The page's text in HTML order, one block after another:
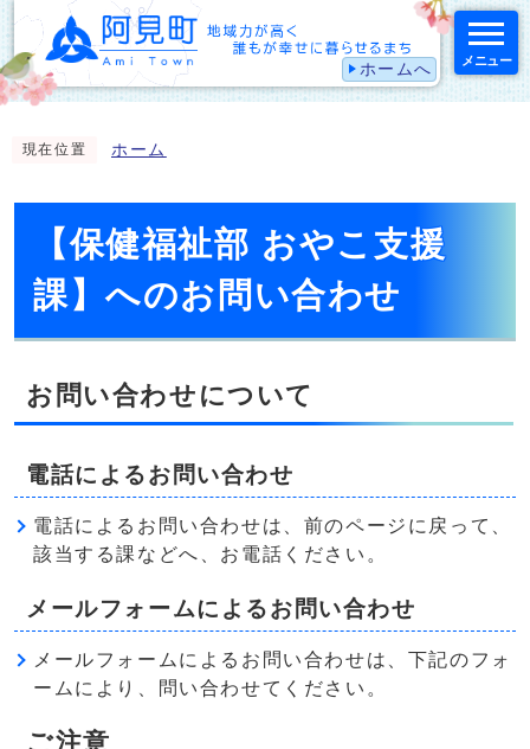
ホームへ メニュー
現在位置 ホーム
【保健福祉部 おやこ支援
課】へのお問い合わせ
お問い合わせについて
電話によるお問い合わせ
電話によるお問い合わせは、前のページに戻って、
該当する課などへ、お電話ください。
メールフォームによるお問い合わせ
メールフォームによるお問い合わせは、下記のフォ
ームにより、問い合わせてください。
ご注意